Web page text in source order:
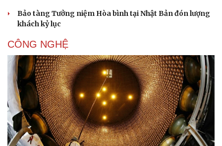
Sức khỏe
Đời sống
Bảo tàng Tưởng niệm Hòa bình tại Nhật Bản đón lượng
khách kỷ lục
CÔNG NGHỆ